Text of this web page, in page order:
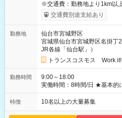
※交通費：勤務地より1km以
2,500円/日） ※残業代：残業
給与変動なし ＜ 収入例 ＞ ■週5日勤務の場合… 月収22万8,800
4日勤務の場合… 月収16万
交通費別途支給あり
勤務地
仙台市宮城野区
宮城県仙台市宮城野区名掛丁
JR各線「仙台駅」）
トランスコスモス Work
勤務時間
9:00～18:00
実働時間：8時間/日 ★基本
業代は1分単位で支給いたし
特徴 10名以上の大量募集